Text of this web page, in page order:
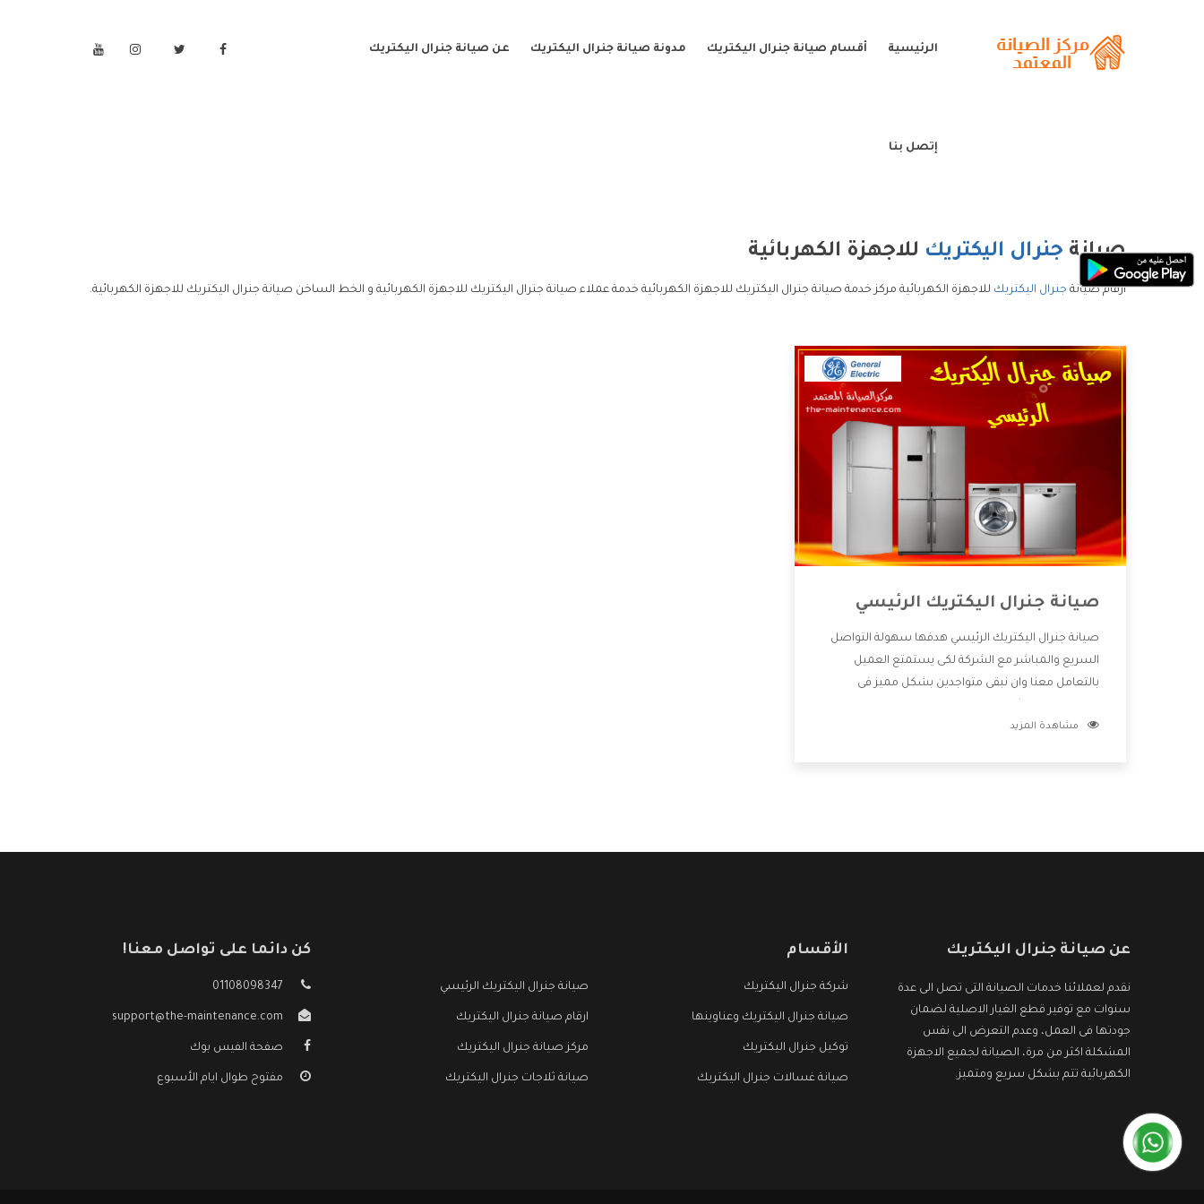
الرئيسية أقسام صيانة جنرال اليكتريك مدونة صيانة جنرال اليكتريك عن صيانة جنرال اليكتريك
إتصل بنا
صيانة جنرال اليكتريك للاجهزة الكهربائية
ارقام صيانة جنرال اليكتريك للاجهزة الكهربائية مركز خدمة صيانة جنرال اليكتريك للاجهزة الكهربائية خدمة عملاء صيانة جنرال اليكتريك للاجهزة الكهربائية و الخط الساخن صيانة جنرال اليكتريك للاجهزة الكهربائية.
صيانة جنرال اليكتريك الرئيسي
صيانة جنرال اليكتريك الرئيسي هدفها سهولة التواصل
السريع والمباشر مع الشركة لكى يستمتع العميل
بالتعامل معنا وان نبقى متواجدين بشكل مميز فى
للعميل وان يستمتع بالخدمات التى تنفرد الشركة بها
مشاهدة المزيد
عن صيانة جنرال اليكتريك
نقدم لعملائنا خدمات الصيانة التى تصل الى عدة
سنوات مع توفير قطع الغيار الاصلية لضمان
جودتها فى العمل، وعدم التعرض الى نفس
المشكلة اكثر من مرة، الصيانة لجميع الاجهزة
الكهربائية تتم بشكل سريع ومتميز.
الأقسام
شركة جنرال اليكتريك صيانة جنرال اليكتريك الرئيسي
صيانة جنرال اليكتريك وعناوينها ارقام صيانة جنرال اليكتريك
توكيل جنرال اليكتريك مركز صيانة جنرال اليكتريك
صيانة غسالات جنرال اليكتريك صيانة ثلاجات جنرال اليكتريك
كن دائما على تواصل معنا!
01108098347
support@the-maintenance.com
صفحة الفيس بوك
مفتوح طوال ايام الأسبوع